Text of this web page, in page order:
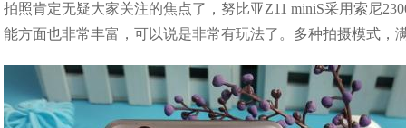
拍照肯定无疑大家关注的焦点了，努比亚Z11 miniS采用索尼
能方面也非常丰富，可以说是非常有玩法了。多种拍摄模式，